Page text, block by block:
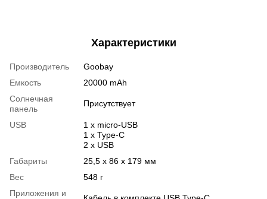
Характеристики
Производитель
Goobay
Емкость
20000 mAh
Солнечная
панель
Присутствует
USB
1 х micro-USB
1 х Type-C
2 х USB
Габариты
25,5 х 86 х 179 мм
Вес
548 г
Приложения и